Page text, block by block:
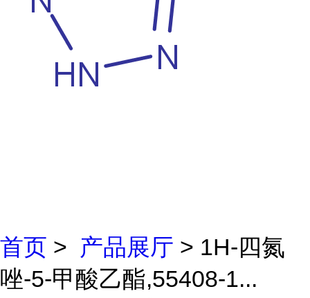
首页 > 产品展厅 > 1H-四氮
唑-5-甲酸乙酯,55408-1...